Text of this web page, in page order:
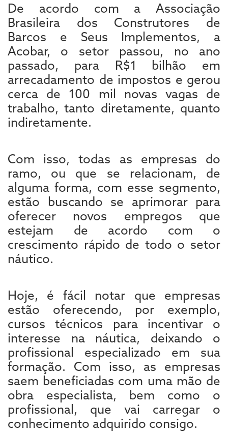
De acordo com a Associação
Brasileira dos Construtores de
Barcos e Seus Implementos, a
Acobar, o setor passou, no ano
passado, para R$1 bilhão em
arrecadamento de impostos e gerou
cerca de 100 mil novas vagas de
trabalho, tanto diretamente, quanto
indiretamente.
Com isso, todas as empresas do
ramo, ou que se relacionam, de
alguma forma, com esse segmento,
estão buscando se aprimorar para
oferecer novos empregos que
estejam de acordo com o
crescimento rápido de todo o setor
náutico.
Hoje, é fácil notar que empresas
estão oferecendo, por exemplo,
cursos técnicos para incentivar o
interesse na náutica, deixando o
profissional especializado em sua
formação. Com isso, as empresas
saem beneficiadas com uma mão de
obra especialista, bem como o
profissional, que vai carregar o
conhecimento adquirido consigo.